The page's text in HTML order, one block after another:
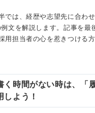
おしゃれに見せたくても派
える
応募先に指示されたら全身
では、経歴や志望先に合わ
文を解説します。記事を最
用担当者の心を惹きつける
く時間がない時は、「
しよう！
人物像を研究する
理由を明確に記載する
リストを見すえた展望まで
さを重視し読みやすいカル